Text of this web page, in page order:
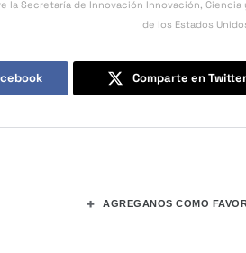
la Secretaría de Innovación Innovación,
de los Estados
Comparte en Twitter
+ AGREGANOS COMO